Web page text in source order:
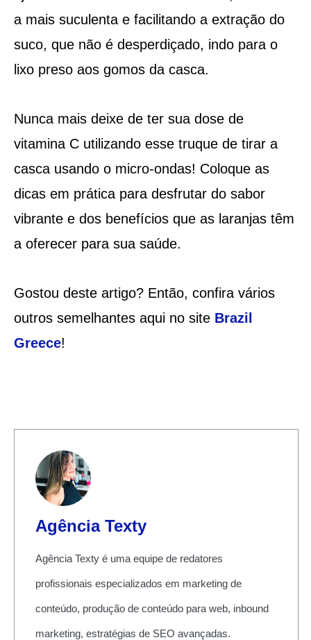
a mais suculenta e facilitando a extração do
suco, que não é desperdiçado, indo para o
lixo preso aos gomos da casca.
Nunca mais deixe de ter sua dose de
vitamina C utilizando esse truque de tirar a
casca usando o micro-ondas! Coloque as
dicas em prática para desfrutar do sabor
vibrante e dos benefícios que as laranjas têm
a oferecer para sua saúde.
Gostou deste artigo? Então, confira vários
outros semelhantes aqui no site Brazil
Greece!
Agência Texty
Agência Texty é uma equipe de redatores
profissionais especializados em marketing de
conteúdo, produção de conteúdo para web, inbound
marketing, estratégias de SEO avançadas.